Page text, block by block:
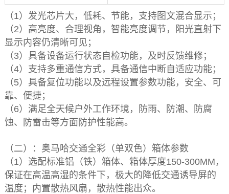
（1）发光芯片大，低耗、节能，支持图文混合显示；
（2）高亮度、合理视角，智能亮度调节，阳光直射下
显示内容仍清晰可见；
（3）具备设备运行状态自检功能，及时反馈维修；
（4）支持多重通信方式，具备通信中断自适应功能；
（5）具备复位功能以及远程设置参数功能，安全、可
靠、便捷；
（6）满足全天候户外工作环境，防雨、防潮、防腐
蚀、防雷击等方面防护性能高。
（二）：奥马哈交通全彩（单双色）箱体参数
（1）选配标准铝（铁）箱体、箱体厚度150-300MM，
保证在高温高湿的条件下，极大的降低交通诱导屏的
温度；内置散热风扇，散热性能出众。